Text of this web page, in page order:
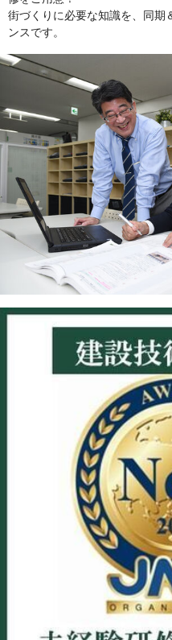
街づくりに必要な知識を、同期
ンスです。